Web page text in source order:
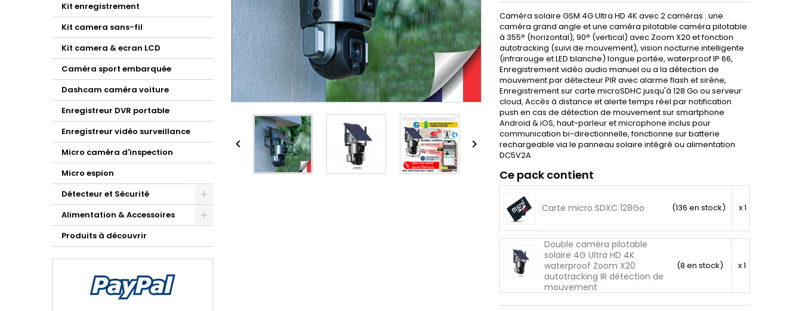
Kit enregistrement
Kit camera sans-fil
Kit camera & ecran LCD
Caméra sport embarquée
Dashcam caméra voiture
Enregistreur DVR portable
Enregistreur vidéo surveillance
Micro caméra d'inspection
Micro espion
Détecteur et Sécurité
Alimentation & Accessoires
Produits à découvrir
 
Caméra solaire GSM 4G Ultra HD 4K avec 2 caméras : une
caméra grand angle et une caméra pilotable caméra pilotable
à 355° (horizontal), 90° (vertical) avec Zoom X20 et fonction
autotracking (suivi de mouvement), vision nocturne intelligente
(infrarouge et LED blanche) longue portée, waterproof IP 66,
Enregistrement vidéo audio manuel ou a la détection de
mouvement par détecteur PIR avec alarme flash et sirène,
Enregistrement sur carte microSDHC jusqu'à 128 Go ou serveur
cloud, Accès à distance et alerte temps réel par notification
push en cas de détection de mouvement sur smartphone
Android & iOS, haut-parleur et microphone inclus pour
communication bi-directionnelle, fonctionne sur batterie
rechargeable via le panneau solaire intégré ou alimentation
DC5V2A
Ce pack contient
Carte micro SDXC 128Go (136 en stock) x 1
Double caméra pilotable
solaire 4G Ultra HD 4K
waterproof Zoom X20
autotracking IR détection de
mouvement
(8 en stock) x 1